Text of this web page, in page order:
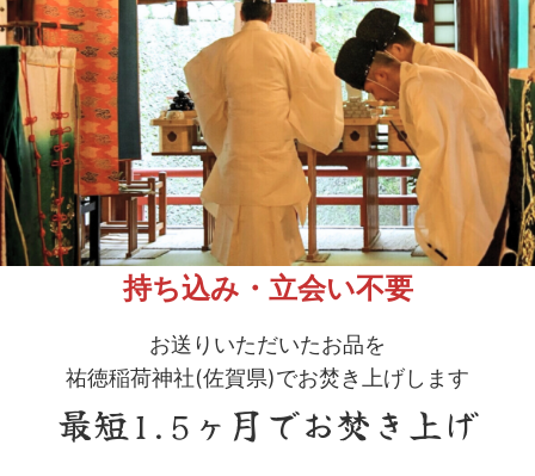
持ち込み・立会い不要
お送りいただいたお品を
祐徳稲荷神社(佐賀県)でお焚き上げします
最短1.5ヶ月でお焚き上げ